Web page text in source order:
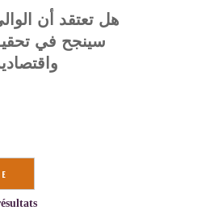
هل تعتقد أن
سينجح في